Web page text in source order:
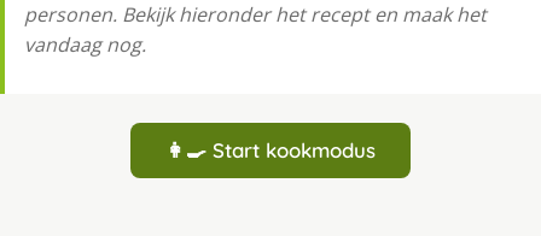
personen. Bekijk hieronder het recept en maak het
vandaag nog.
👩‍🍳 Start kookmodus